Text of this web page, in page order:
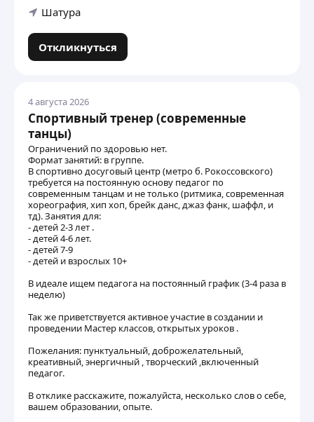
Шатура
Откликнуться
4 августа 2026
Спортивный тренер (современные
танцы)
Ограничений по здоровью нет.
Формат занятий: в группе.
В спортивно досуговый центр (метро б. Рокоссовского)
требуется на постоянную основу педагог по
современным танцам и не только (ритмика, современная
хореография, хип хоп, брейк данс, джаз фанк, шаффл, и
тд). Занятия для:
- детей 2-3 лет .
- детей 4-6 лет.
- детей 7-9
- детей и взрослых 10+
В идеале ищем педагога на постоянный график (3-4 раза в
неделю)
Так же приветствуется активное участие в создании и
проведении Мастер классов, открытых уроков .
Пожелания: пунктуальный, доброжелательный,
креативный, энергичный , творческий ,включенный
педагог.
В отклике расскажите, пожалуйста, несколько слов о себе,
вашем образовании, опыте.